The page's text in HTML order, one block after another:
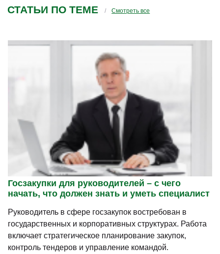
СТАТЬИ ПО ТЕМЕ Смотреть все
Госзакупки для руководителей – с чего
начать, что должен знать и уметь специалист
Руководитель в сфере госзакупок востребован в
государственных и корпоративных структурах. Работа
включает стратегическое планирование закупок,
контроль тендеров и управление командой.